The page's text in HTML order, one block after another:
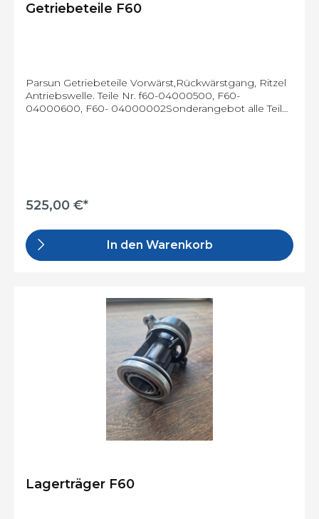
Getriebeteile F60
Parsun Getriebeteile Vorwärst,Rückwärstgang, Ritzel
Antriebswelle. Teile Nr. f60-04000500, F60-
04000600, F60- 04000002Sonderangebot alle Teile
525,00 €*
In den Warenkorb
Lagerträger F60